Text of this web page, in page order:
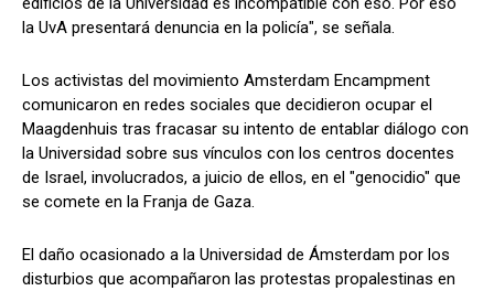
la UvA presentará denuncia en la policía", se señala.
Los activistas del movimiento Amsterdam Encampment
comunicaron en redes sociales que decidieron ocupar el
Maagdenhuis tras fracasar su intento de entablar diálogo con
la Universidad sobre sus vínculos con los centros docentes
de Israel, involucrados, a juicio de ellos, en el "genocidio" que
se comete en la Franja de Gaza.
El daño ocasionado a la Universidad de Ámsterdam por los
disturbios que acompañaron las protestas propalestinas en